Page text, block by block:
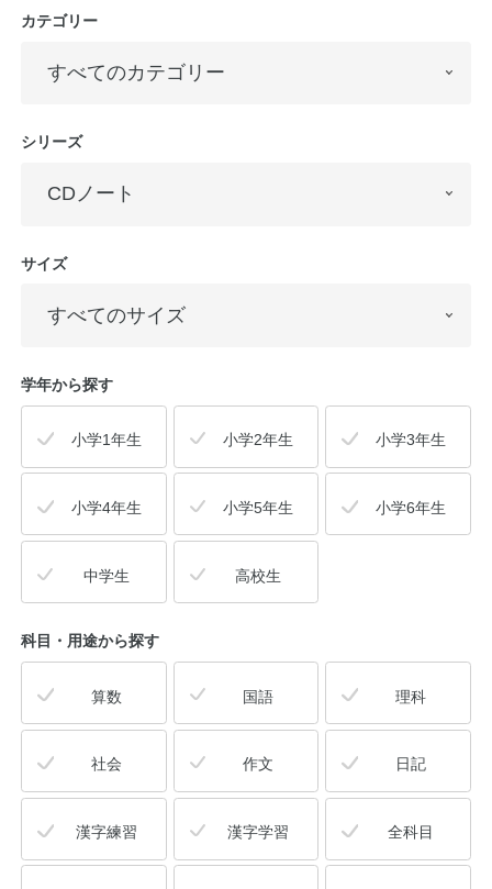
カテゴリー
シリーズ
サイズ
学年から探す
小学1年生 小学2年生 小学3年生
小学4年生 小学5年生 小学6年生
中学生 高校生
科目・用途から探す
算数 国語 理科
社会 作文 日記
漢字練習 漢字学習 全科目